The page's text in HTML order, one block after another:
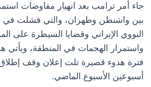
بين واشنطن وطهران، والتي فشلت في
النووي الإيراني وقضايا السيطرة على
واستمرار الهجمات في المنطقة، ويأتي
فترة هدوء قصيرة تلت إعلان وقف إطلاق
أسبوعين الأسبوع الماضي.